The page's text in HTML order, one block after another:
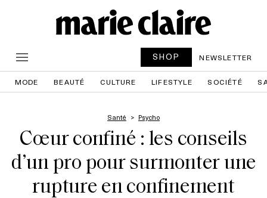
SHOP NEWSLETTER
MODE BEAUTÉ CULTURE LIFESTYLE SOCIÉTÉ
Santé Psycho
Cœur confiné : les conseils
d’un pro pour surmonter une
rupture en confinement